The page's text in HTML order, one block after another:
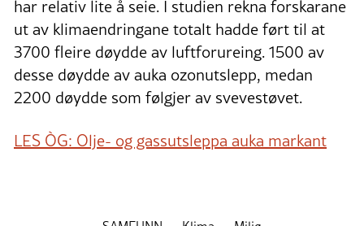
har relativ lite å seie. I studien rekna forskarane
ut av klimaendringane totalt hadde ført til at
3700 fleire døydde av luftforureing. 1500 av
desse døydde av auka ozonutslepp, medan
2200 døydde som følgjer av svevestøvet.
LES ÒG: Olje- og gassutsleppa auka markant